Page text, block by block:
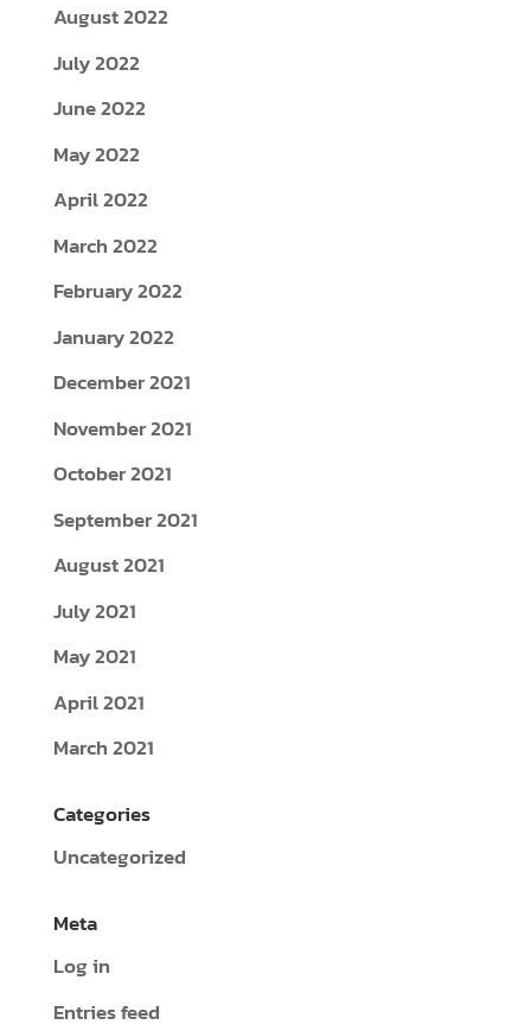
August 2022
July 2022
June 2022
May 2022
April 2022
March 2022
February 2022
January 2022
December 2021
November 2021
October 2021
September 2021
August 2021
July 2021
May 2021
April 2021
March 2021
Categories
Uncategorized
Meta
Log in
Entries feed